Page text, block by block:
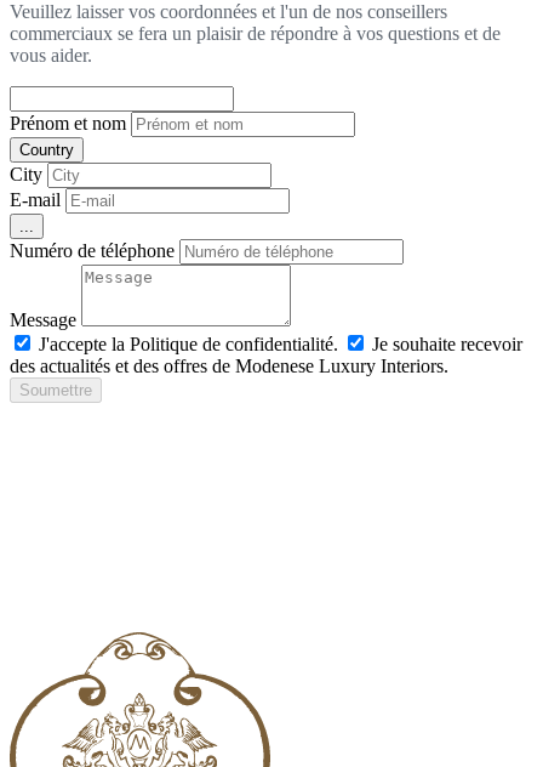
Veuillez laisser vos coordonnées et l'un de nos conseillers
commerciaux se fera un plaisir de répondre à vos questions et de
vous aider.
Prénom et nom
Country
City
E-mail
...
Numéro de téléphone
Message
J'accepte la Politique de confidentialité.
Je souhaite recevoir
des actualités et des offres de Modenese Luxury Interiors.
Soumettre